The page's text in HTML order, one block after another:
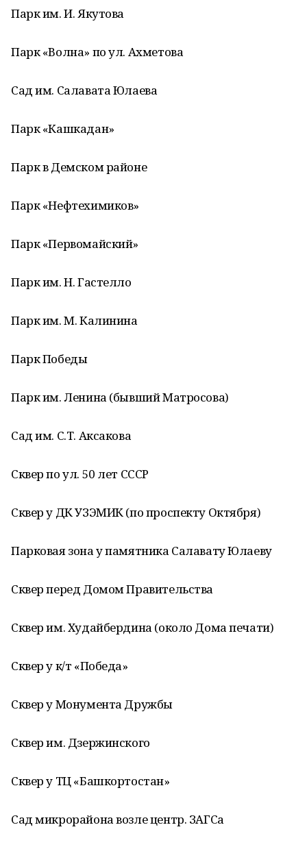
Парк им. И. Якутова
Парк «Волна» по ул. Ахметова
Сад им. Салавата Юлаева
Парк «Кашкадан»
Парк в Демском районе
Парк «Нефтехимиков»
Парк «Первомайский»
Парк им. Н. Гастелло
Парк им. М. Калинина
Парк Победы
Парк им. Ленина (бывший Матросова)
Сад им. С.Т. Аксакова
Сквер по ул. 50 лет СССР
Сквер у ДК УЗЭМИК (по проспекту Октября)
Парковая зона у памятника Салавату Юлаеву
Сквер перед Домом Правительства
Сквер им. Худайбердина (около Дома печати)
Сквер у к/т «Победа»
Сквер у Монумента Дружбы
Сквер им. Дзержинского
Сквер у ТЦ «Башкортостан»
Сад микрорайона возле центр. ЗАГСа